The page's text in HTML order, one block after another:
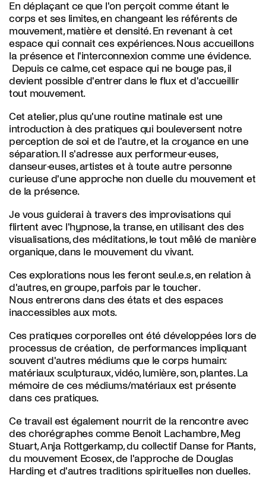
En déplaçant ce que l'on perçoit comme étant le
corps et ses limites, en changeant les référents de
mouvement, matière et densité. En revenant à cet
espace qui connait ces expériences. Nous accueillons
la présence et l'interconnexion comme une évidence.
Depuis ce calme, cet espace qui ne bouge pas, il
devient possible d'entrer dans le flux et d'accueillir
tout mouvement.
Cet atelier, plus qu'une routine matinale est une
introduction à des pratiques qui bouleversent notre
perception de soi et de l'autre, et la croyance en une
séparation. Il s'adresse aux performeur·euses,
danseur·euses, artistes et à toute autre personne
curieuse d'une approche non duelle du mouvement et
de la présence.
Je vous guiderai à travers des improvisations qui
flirtent avec l'hypnose, la transe, en utilisant des des
visualisations, des méditations, le tout mêlé de manière
organique, dans le mouvement du vivant.
Ces explorations nous les feront seul.e.s, en relation à
d'autres, en groupe, parfois par le toucher.
Nous entrerons dans des états et des espaces
inaccessibles aux mots.
Ces pratiques corporelles ont été développées lors de
processus de création, de performances impliquant
souvent d'autres médiums que le corps humain:
matériaux sculpturaux, vidéo, lumière, son, plantes. La
mémoire de ces médiums/matériaux est présente
dans ces pratiques.
Ce travail est également nourrit de la rencontre avec
des chorégraphes comme Benoit Lachambre, Meg
Stuart, Anja Rottgerkamp, du collectif Danse for Plants,
du mouvement Ecosex, de l'approche de Douglas
Harding et d'autres traditions spirituelles non duelles.